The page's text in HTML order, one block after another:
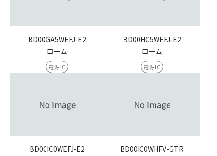
BD00GA5WEFJ-E2
ローム
電源IC
BD00HC5WEFJ-E2
ローム
電源IC
BD00IC0WEFJ-E2
BD00IC0WHFV-GTR